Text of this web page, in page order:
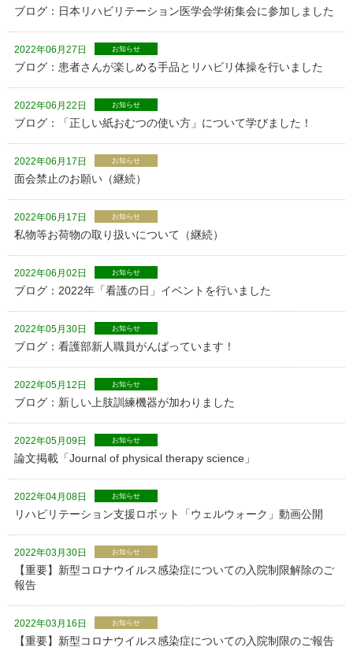
ブログ：日本リハビリテーション医学会学術集会に参加しました
2022年06月27日 お知らせ
ブログ：患者さんが楽しめる手品とリハビリ体操を行いました
2022年06月22日 お知らせ
ブログ：「正しい紙おむつの使い方」について学びました！
2022年06月17日 お知らせ
面会禁止のお願い（継続）
2022年06月17日 お知らせ
私物等お荷物の取り扱いについて（継続）
2022年06月02日 お知らせ
ブログ：2022年「看護の日」イベントを行いました
2022年05月30日 お知らせ
ブログ：看護部新人職員がんばっています！
2022年05月12日 お知らせ
ブログ：新しい上肢訓練機器が加わりました
2022年05月09日 お知らせ
論文掲載「Journal of physical therapy science」
2022年04月08日 お知らせ
リハビリテーション支援ロボット「ウェルウォーク」動画公開
2022年03月30日 お知らせ
【重要】新型コロナウイルス感染症についての入院制限解除のご
報告
2022年03月16日 お知らせ
【重要】新型コロナウイルス感染症についての入院制限のご報告